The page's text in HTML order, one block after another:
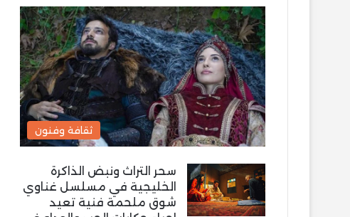
ثقافة وفنون
سحر التراث ونبض الذاكرة
الخليجية في مسلسل غناوي
شوق ملحمة فنية تعيد